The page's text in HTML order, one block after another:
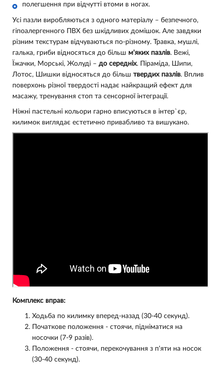
полегшення при відчутті втоми в ногах.
Усі пазли виробляються з одного матеріалу – безпечного,
гіпоалергенного ПВХ без шкідливих домішок. Але завдяки
різним текстурам відчуваються по-різному. Травка, мушлі,
галька, гриби відносяться до більш м'яких пазлів. Вежі,
Їжачки, Морські, Жолуді – до середніх. Піраміда, Шипи,
Лотос, Шишки відносяться до більш твердих пазлів. Вплив
поверхонь різної твердості надає найкращий ефект для
масажу, тренування стоп та сенсорної інтеграції.
Ніжні пастельні кольори гарно вписуються в інтер`єр,
килимок виглядає естетично привабливо та вишукано.
Комплекс вправ:
Ходьба по килимку вперед-назад (30-40 секунд).
Початкове положення - стоячи, підніматися на
носочки (7-9 разів).
Положення - стоячи, перекочування з п'яти на носок
(30-40 секунд).